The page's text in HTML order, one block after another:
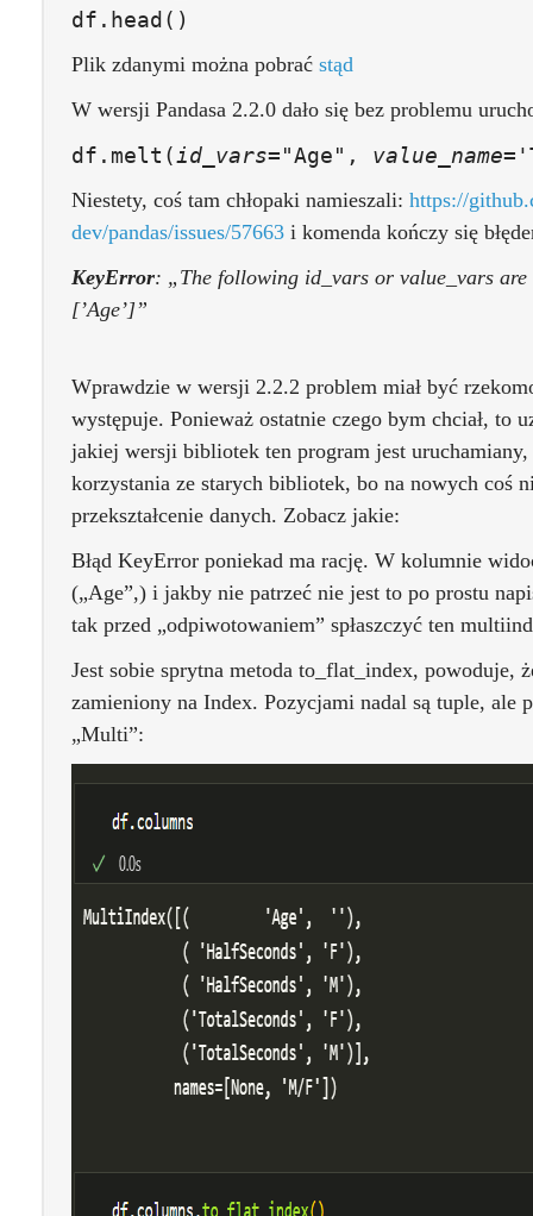
df . head ()
Plik zdanymi można pobrać stąd
W wersji Pandasa 2.2.0 dało się bez problemu
df . melt (id_vars="Age" , value_name=
Niestety, coś tam chłopaki namieszali: https://
dev/pandas/issues/57663 i komenda kończy się
KeyError: „The following id_vars or value_vars
[’Age’]”
Wprawdzie w wersji 2.2.2 problem miał być
występuje. Ponieważ ostatnie czego bym chciał, to
jakiej wersji bibliotek ten program jest uruchamiany,
korzystania ze starych bibliotek, bo na nowych coś
przekształcenie danych. Zobacz jakie:
Błąd KeyError poniekad ma rację. W kolumnie
(„Age”,) i jakby nie patrzeć nie jest to po prostu
tak przed „odpiwotowaniem” spłaszczyć ten
Jest sobie sprytna metoda to_flat_index, powoduje,
zamieniony na Index. Pozycjami nadal są tuple, ale
„Multi”: